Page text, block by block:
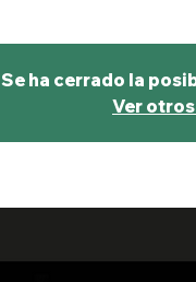
Se ha cerrado la
Ver